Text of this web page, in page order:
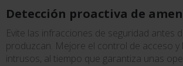
Detección proactiva de
Evite las infracciones de seguridad antes
produzcan. Mejore el control de acceso y
intrusos, al tiempo que garantiza unas